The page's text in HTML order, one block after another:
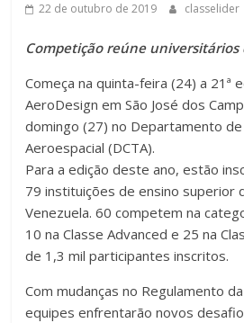
22 de outubro de 2019 classelider
Competição reúne
Começa na quinta-feira (24) a 21ª
AeroDesign em São José dos
domingo (27) no Departamento de
Aeroespacial (DCTA).
Para a edição deste ano, estão
79 instituições de ensino superior
Venezuela. 60 competem na
10 na Classe Advanced e 25 na
de 1,3 mil participantes inscritos.
Com mudanças no Regulamento
equipes enfrentarão novos